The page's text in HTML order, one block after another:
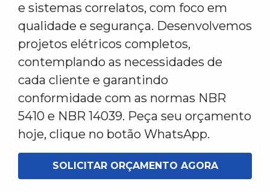
e sistemas correlatos, com foco em
qualidade e segurança. Desenvolvemos
projetos elétricos completos,
contemplando as necessidades de
cada cliente e garantindo
conformidade com as normas NBR
5410 e NBR 14039. Peça seu orçamento
hoje, clique no botão WhatsApp.
SOLICITAR ORÇAMENTO AGORA